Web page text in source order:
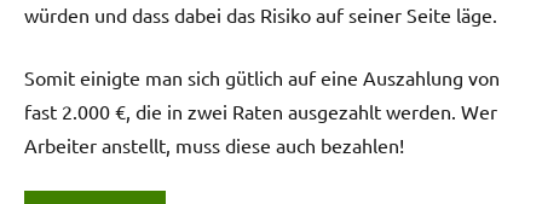
würden und dass dabei das Risiko auf seiner Seite läge.
Somit einigte man sich gütlich auf eine Auszahlung von
fast 2.000 €, die in zwei Raten ausgezahlt werden. Wer
Arbeiter anstellt, muss diese auch bezahlen!